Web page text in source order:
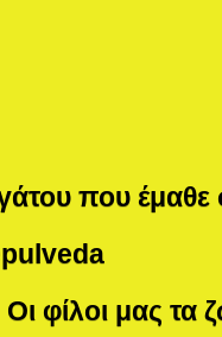
που
Οι φίλοι μας τα